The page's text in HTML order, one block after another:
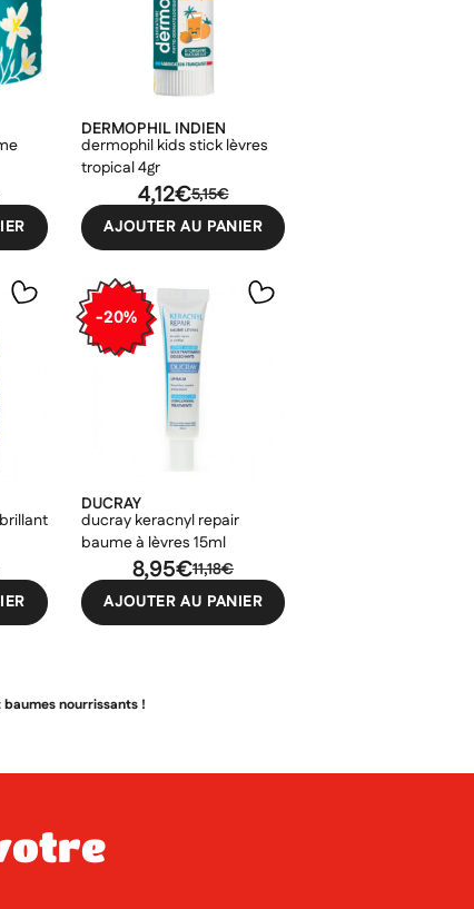
DERMOPHIL INDIEN
dermophil kids stick lèvres
tropical 4gr
5,15€
4,12€
AJOUTER AU PANIER
-20%
DUCRAY
ducray keracnyl repair
baume à lèvres 15ml
11,18€
8,95€
AJOUTER AU PANIER
nourrissants !